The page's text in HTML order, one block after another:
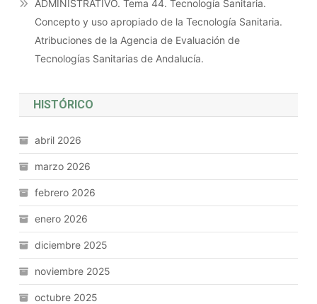
ADMINISTRATIVO. Tema 44. Tecnología Sanitaria.
Concepto y uso apropiado de la Tecnología Sanitaria.
Atribuciones de la Agencia de Evaluación de
Tecnologías Sanitarias de Andalucía.
HISTÓRICO
abril 2026
marzo 2026
febrero 2026
enero 2026
diciembre 2025
noviembre 2025
octubre 2025